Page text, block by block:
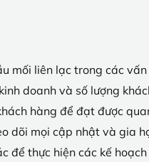
mối liên lạc trong các
doanh và số lượng
hàng để đạt được
dõi mọi cập nhật và gia
để thực hiện các kế